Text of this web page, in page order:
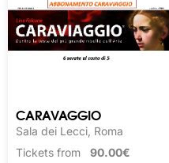
CARAVAGGIO
Sala dei Lecci, Roma
Tickets from 90.00€